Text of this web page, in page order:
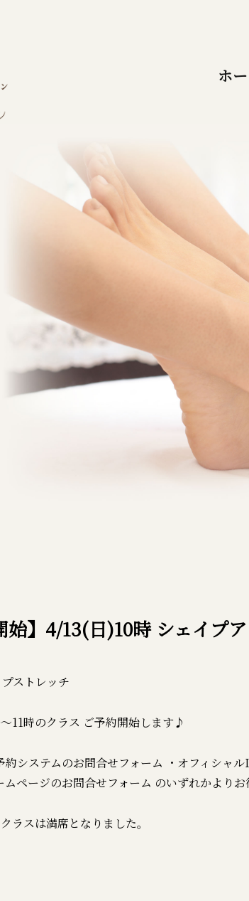
ホ
始】4/13(日)10時 シェイプ
ストレッチ
11時のクラス ご予約開始します♪
約システムのお問合せフォーム ・オフィシャ
ムページのお問合せフォーム のいずれかより
ラスは満席となりました。